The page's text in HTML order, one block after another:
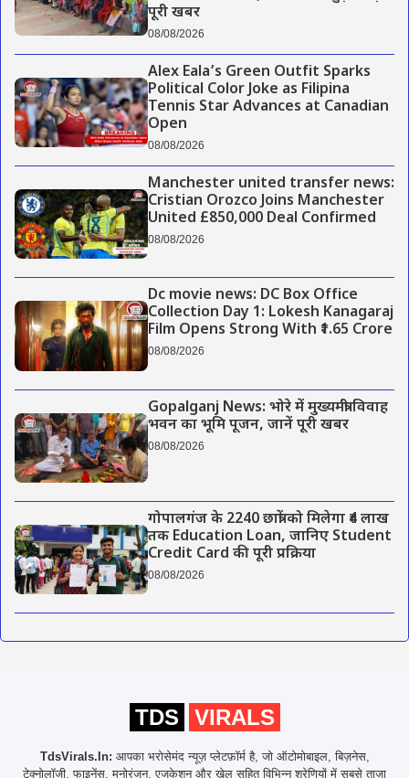
पूरी खबर
08/08/2026
Alex Eala’s Green Outfit Sparks
Political Color Joke as Filipina
Tennis Star Advances at Canadian
Open
08/08/2026
Manchester united transfer news:
Cristian Orozco Joins Manchester
United £850,000 Deal Confirmed
08/08/2026
Dc movie news: DC Box Office
Collection Day 1: Lokesh Kanagaraj
Film Opens Strong With ₹1.65 Crore
08/08/2026
Gopalganj News: भोरे में मुख्यमंत्री विवाह
भवन का भूमि पूजन, जानें पूरी खबर
08/08/2026
गोपालगंज के 2240 छात्रों को मिलेगा ₹4 लाख
तक Education Loan, जानिए Student
Credit Card की पूरी प्रक्रिया
08/08/2026
TDS VIRALS
TdsVirals.In: आपका भरोसेमंद न्यूज़ प्लेटफ़ॉर्म है, जो ऑटोमोबाइल, बिज़नेस,
टेक्नोलॉजी, फाइनेंस, मनोरंजन, एजुकेशन और खेल सहित विभिन्न श्रेणियों में सबसे ताज़ा